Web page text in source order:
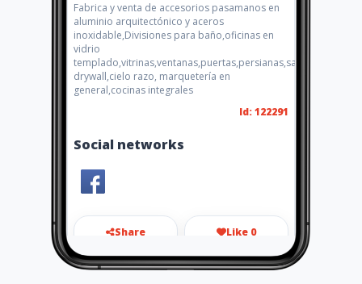
Fabrica y venta de accesorios pasamanos en
aluminio arquitectónico y aceros
inoxidable,Divisiones para baño,oficinas en
vidrio
templado,vitrinas,ventanas,puertas,persianas,sanblasting,
drywall,cielo razo, marquetería en
general,cocinas integrales
Id: 122291
Social networks
Share Like 0